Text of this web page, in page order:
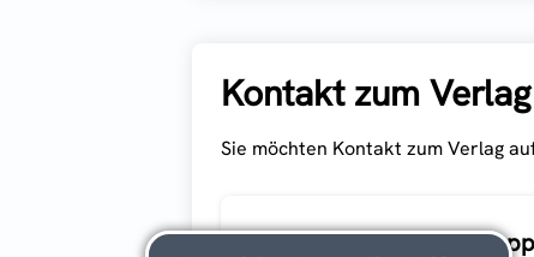
Kontakt zum Verlag
Sie möchten Kontakt zum Verlag
Drei Quellen-